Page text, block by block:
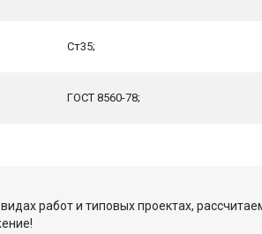
Ст35;
ГОСТ 8560-78;
работ и типовых проектах,